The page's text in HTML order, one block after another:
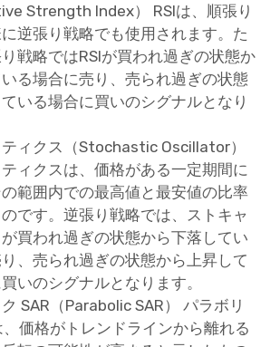
Strength Index） RSIは、順張り
逆張り戦略でも使用されます。た
戦略ではRSIが買われ過ぎの状態か
る場合に売り、売られ過ぎの状態
いる場合に買いのシグナルとなり
ィクス（Stochastic Oscillator）
ィクスは、価格がある一定期間に
範囲内での最高値と最安値の比率
です。逆張り戦略では、ストキャ
買われ過ぎの状態から下落してい
、売られ過ぎの状態から上昇して
いのシグナルとなります。
SAR（Parabolic SAR） パラボリ
、価格がトレンドラインから離れる